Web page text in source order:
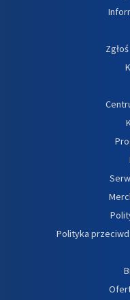
Polityka